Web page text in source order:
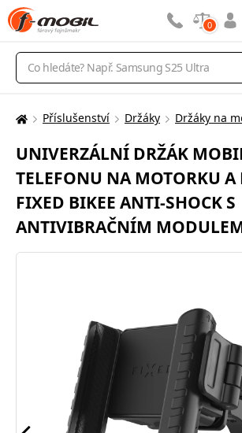
Vyhledávání
0
Zde
nacházíte:
Příslušenství Držáky Držáky na
UNIVERZÁLNÍ DRŽÁK
TELEFONU NA MOTORKU A
FIXED BIKEE ANTI-SHOCK S
ANTIVIBRAČNÍM